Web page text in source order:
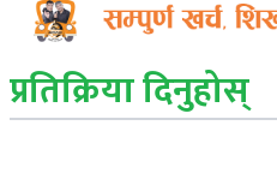
प्रतिक्रिया दिनुहोस्